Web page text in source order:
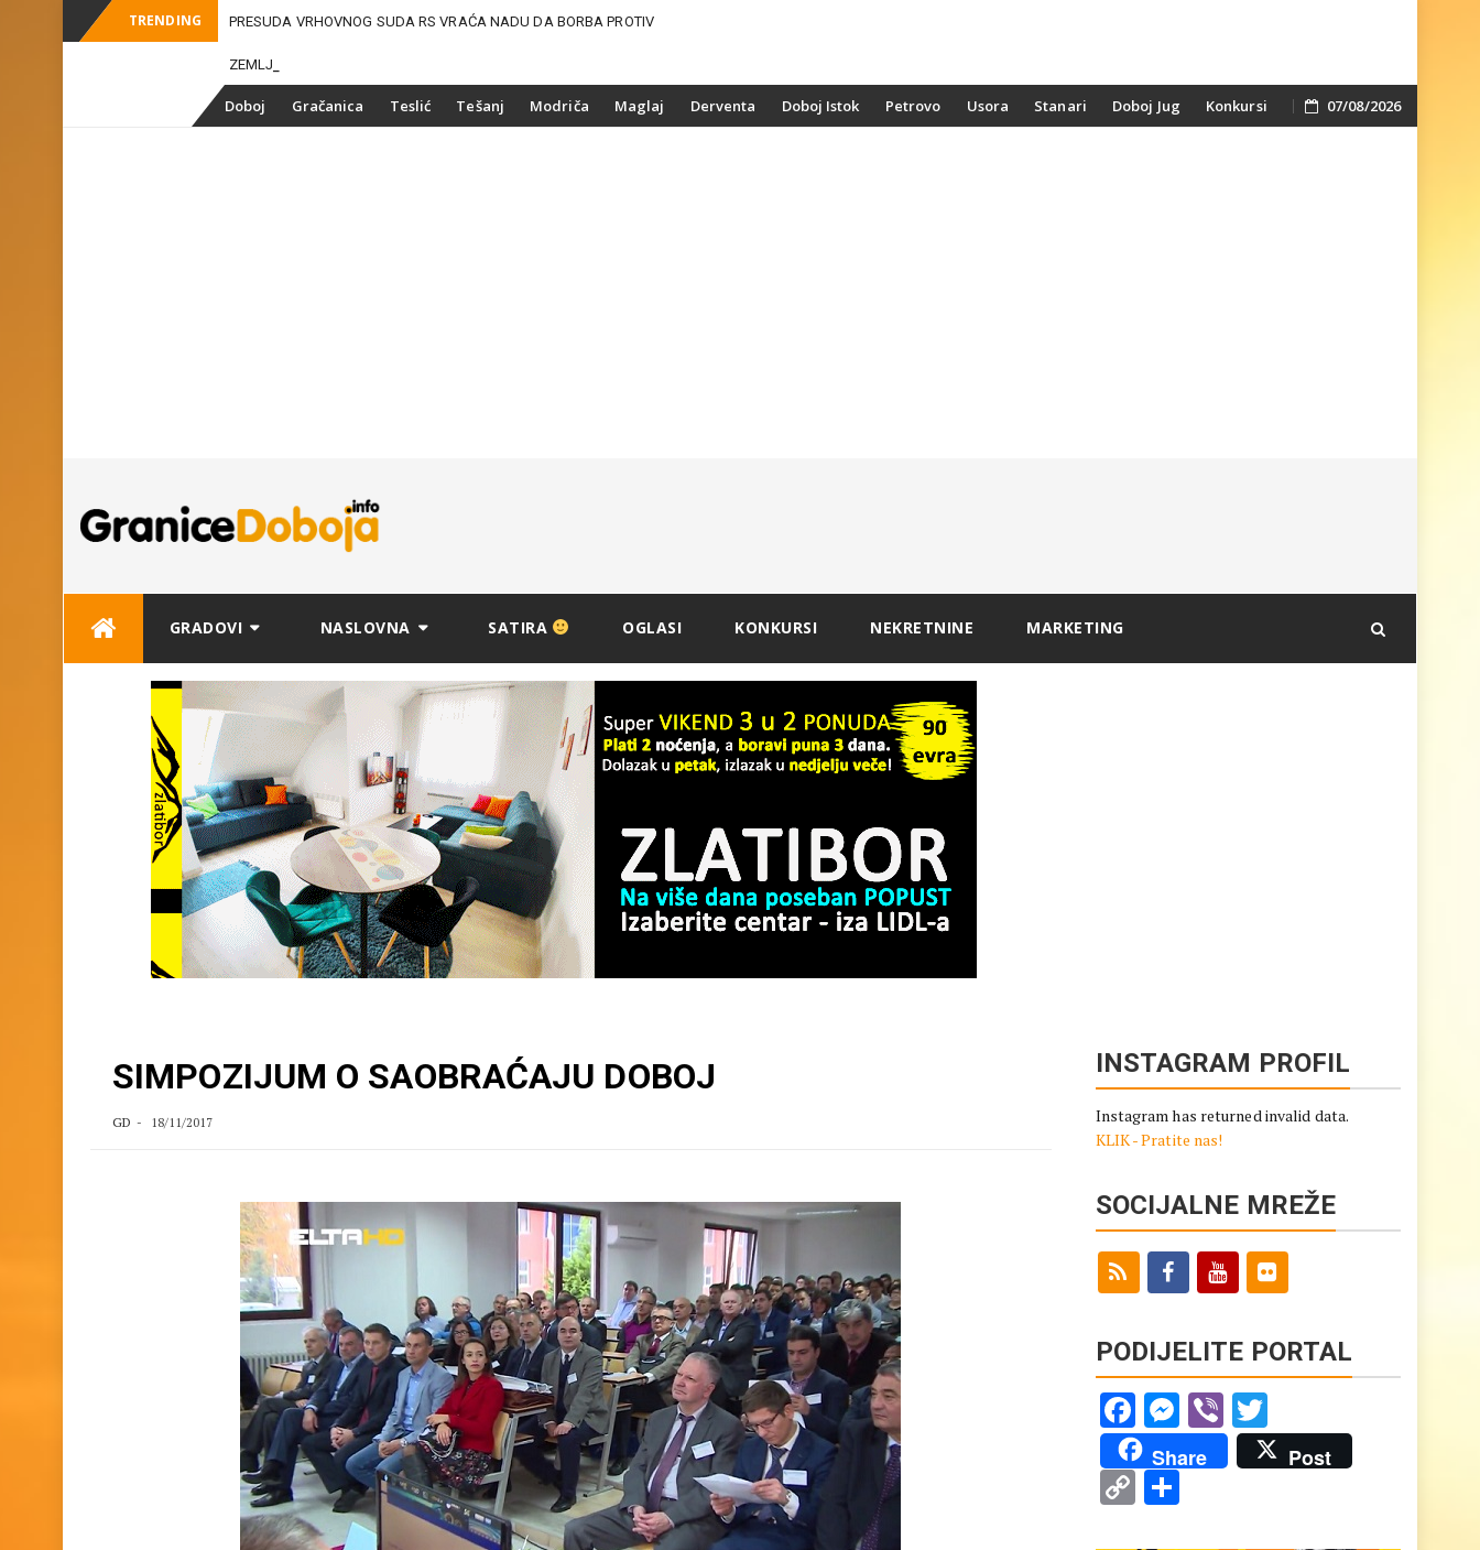
TRENDING PRESUDA VRHOVNOG SUDA RS VRAĆA NADU DA BORBA PROTIV
ZEMLJIŠNE MAFIJE U DOB
SkipDoboj Gračanica Teslić Tešanj Modriča Maglaj Derventa Doboj Istok Petrovo Usora Stanari Doboj Jug Konkursi 07/08/2026
GRADOVI NASLOVNA SATIRA OGLASI KONKURSI NEKRETNINE MARKETING
SIMPOZIJUM O SAOBRAĆAJU DOBOJ
GD 18/11/2017
INSTAGRAM PROFIL
Instagram has returned invalid data.
KLIK - Pratite nas!
SOCIJALNE MREŽE
PODIJELITE PORTAL
Facebook
Messenger
ViberTwitter
Share Post
CopyShare